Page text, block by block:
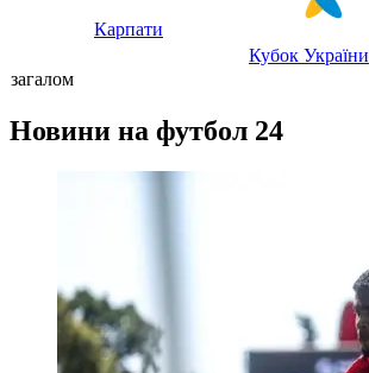
Карпати
Кубок України
загалом
Новини на футбол 24